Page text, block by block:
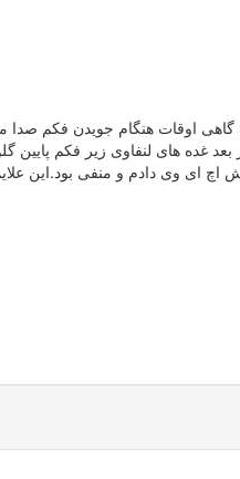
اوقات هنگام جویدن فکم
غده های لنفاوی زیر فکم
ای وی دادم و منفی بود.این